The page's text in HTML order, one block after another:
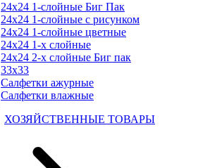
24х24 1-слойные Биг Пак
24х24 1-слойные с рисунком
24х24 1-слойные цветные
24х24 1-х слойные
24х24 2-х слойные Биг пак
33х33
Салфетки ажурные
Салфетки влажные
ХОЗЯЙСТВЕННЫЕ ТОВАРЫ